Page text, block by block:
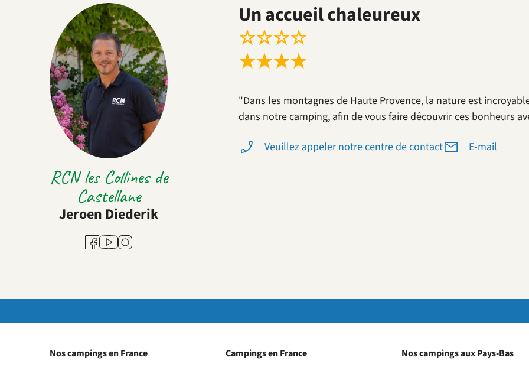
RCN les Collines de
Castellane
Jeroen Diederik
Facebook
YoutubeInstagram
Un accueil chaleureux
☆☆☆☆
★★★★
"Dans les montagnes de Haute Provence, la nature est
dans notre camping, afin de vous faire découvrir ces bonheurs
Veuillez appeler notre centre de contact E-mail
Nos campings en France Campings en France Nos campings aux Pays-Bas